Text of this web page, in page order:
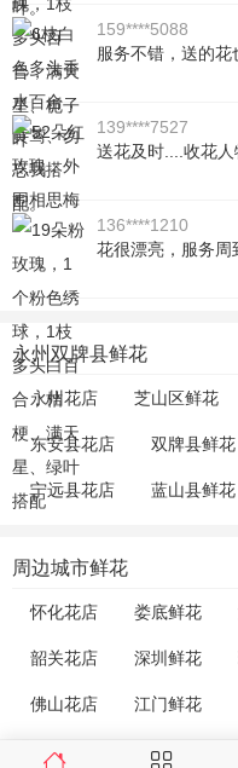
159****5088
服务不错，送的花
139****7527
送花及时....收花人
136****1210
花很漂亮，服务周
永州双牌县鲜花
永州花店 芝山区鲜花
东安县花店 双牌县鲜花
宁远县花店 蓝山县鲜花
周边城市鲜花
怀化花店 娄底鲜花
韶关花店 深圳鲜花
佛山花店 江门鲜花